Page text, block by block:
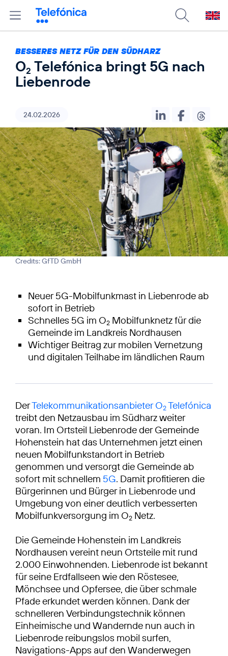
BESSERES NETZ FÜR DEN SÜDHARZ
O2 Telefónica bringt 5G nach
Liebenrode
24.02.2026
Credits: GfTD GmbH
Neuer 5G-Mobilfunkmast in Liebenrode ab
sofort in Betrieb
Schnelles 5G im O2 Mobilfunknetz für die
Gemeinde im Landkreis Nordhausen
Wichtiger Beitrag zur mobilen Vernetzung
und digitalen Teilhabe im ländlichen Raum
DerTelekommunikationsanbieter O2Telefónica
treibt den Netzausbau im Südharz weiter
voran. Im Ortsteil Liebenrode der Gemeinde
Hohenstein hat das Unternehmen jetzt einen
neuen Mobilfunkstandort in Betrieb
genommen und versorgt die Gemeinde ab
sofort mit schnellem 5G. Damit profitieren die
Bürgerinnen und Bürger in Liebenrode und
Umgebung von einer deutlich verbesserten
Mobilfunkversorgung im O2 Netz.
Die Gemeinde Hohenstein im Landkreis
Nordhausen vereint neun Ortsteile mit rund
2.000 Einwohnenden. Liebenrode ist bekannt
für seine Erdfallseen wie den Röstesee,
Mönchsee und Opfersee, die über schmale
Pfade erkundet werden können. Dank der
schnelleren Verbindungstechnik können
Einheimische und Wandernde nun auch in
Liebenrode reibungslos mobil surfen,
Navigations-Apps auf den Wanderwegen